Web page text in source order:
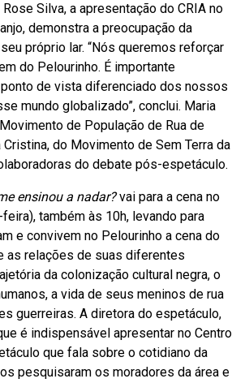
Silva, a apresentação do CRIA no
demonstra a preocupação da
próprio lar. “Nós queremos reforçar
do Pelourinho. É importante
de vista diferenciado dos nossos
mundo globalizado”, conclui. Maria
de População de Rua de
Cristina, do Movimento de Sem Terra da
do debate pós-espetáculo.
ensinou a nadar?vai para a cena no
também às 10h, levando para
e convivem no Pelourinho a cena do
as relações de suas diferentes
da colonização cultural negra, o
a vida de seus meninos de rua
guerreiras. A diretora do espetáculo,
é indispensável apresentar no Centro
que fala sobre o cotidiano da
pesquisaram os moradores da área e